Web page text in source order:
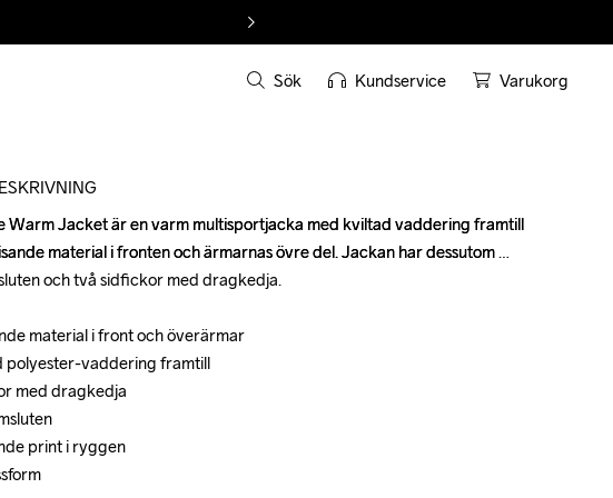
Sök Kundservice Varukorg
Warm Jacket är en varm multisportjacka med kviltad vaddering framtill
material i fronten och ärmarnas övre del. Jackan har dessutom
och två sidfickor med dragkedja.
material i front och överärmar
polyester-vaddering framtill
med dragkedja
print i ryggen
Warm Jacket är en varm multisportjacka med kviltad vaddering framtill
material i fronten och ärmarnas övre del. Jackan har dessutom
och två sidfickor med dragkedja.
material i front och överärmar
polyester-vaddering framtill
med dragkedja
print i ryggen